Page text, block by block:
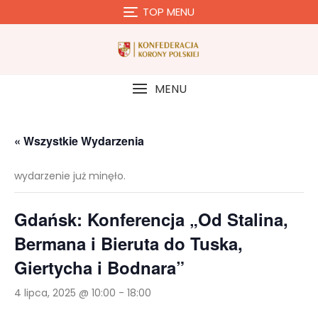
to
TOP MENU
MENU
« Wszystkie Wydarzenia
wydarzenie już minęło.
Gdańsk: Konferencja „Od Stalina,
Bermana i Bieruta do Tuska,
Giertycha i Bodnara”
4 lipca, 2025 @ 10:00 - 18:00